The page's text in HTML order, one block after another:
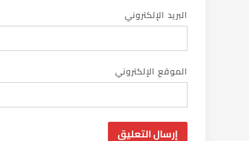
البريد الإلكتروني
الموقع الإلكتروني